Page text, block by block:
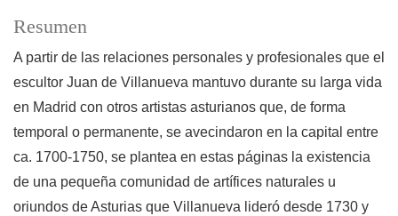
Resumen
A partir de las relaciones personales y profesionales que el
escultor Juan de Villanueva mantuvo durante su larga vida
en Madrid con otros artistas asturianos que, de forma
temporal o permanente, se avecindaron en la capital entre
ca. 1700-1750, se plantea en estas páginas la existencia
de una pequeña comunidad de artífices naturales u
oriundos de Asturias que Villanueva lideró desde 1730 y